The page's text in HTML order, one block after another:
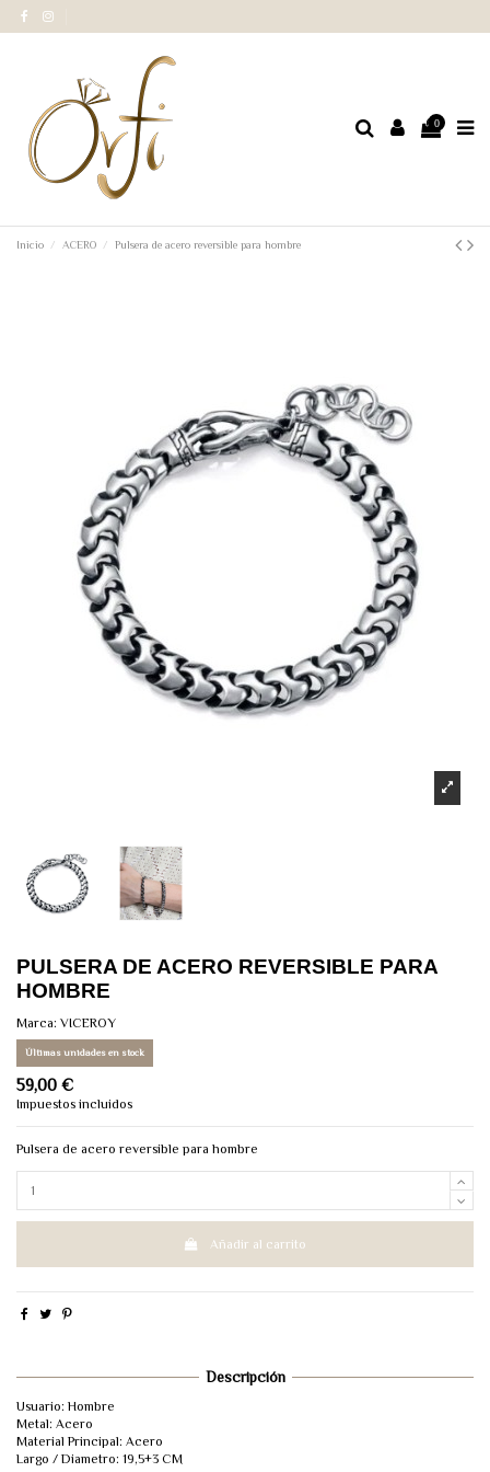
0
Inicio ACERO Pulsera de acero reversible para hombre
PULSERA DE ACERO REVERSIBLE PARA
HOMBRE
Marca: VICEROY
Últimas unidades en stock
59,00 €
Impuestos incluidos
Pulsera de acero reversible para hombre
Añadir al carrito
Descripción
Usuario: Hombre
Metal: Acero
Material Principal: Acero
Largo / Diametro: 19,5+3 CM